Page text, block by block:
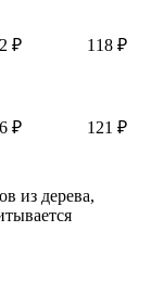
₽ 118 ₽
₽ 121 ₽
из дерева,